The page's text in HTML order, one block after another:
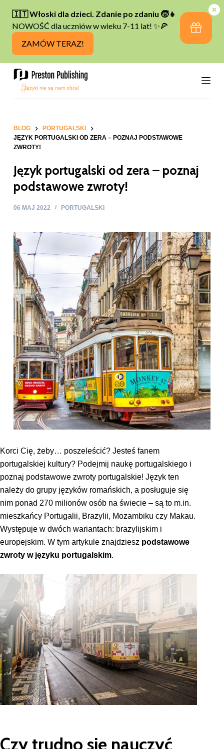
P
z
e
j
BLOG
PORTUGALSKI
JĘZYK PORTUGALSKI OD ZERA – POZNAJ PODSTAWOWE
ZWROTY!
Język portugalski od zera – poznaj
podstawowe zwroty!
06 MAJ 2022 PORTUGALSKI
Korci Cię, żeby… poszeleścić? Jesteś fanem
portugalskiej kultury? Podejmij naukę portugalskiego i
poznaj podstawowe zwroty portugalskie! Język ten
należy do grupy języków romańskich, a posługuje się
nim ponad 270 milionów osób na świecie – są to m.in.
mieszkańcy Portugalii, Brazylii, Mozambiku czy Makau.
Występuje w dwóch wariantach: brazylijskim i
europejskim. W tym artykule znajdziesz podstawowe
zwroty w języku portugalskim.
Czy trudno się nauczyć